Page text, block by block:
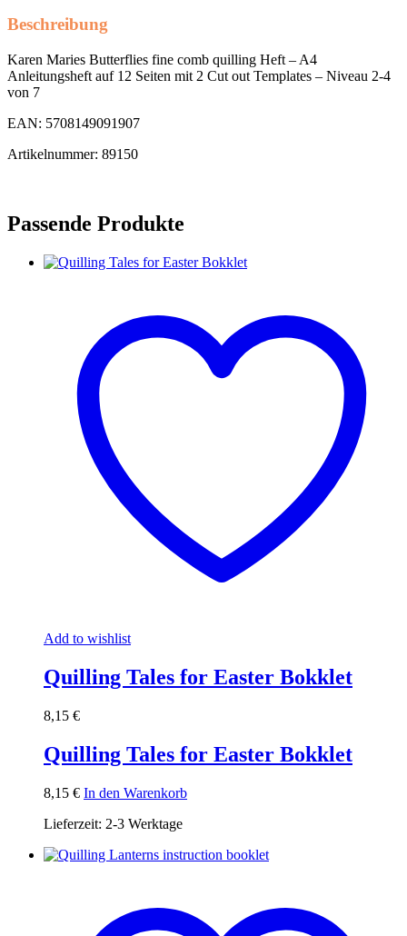
Beschreibung
Karen Maries Butterflies fine comb quilling Heft – A4
Anleitungsheft auf 12 Seiten mit 2 Cut out Templates – Niveau 2-4
von 7
EAN: 5708149091907
Artikelnummer: 89150
Passende Produkte
Add to wishlist
Quilling Tales for Easter Bokklet
8,15 €
Quilling Tales for Easter Bokklet
8,15 € In den Warenkorb
Lieferzeit: 2-3 Werktage